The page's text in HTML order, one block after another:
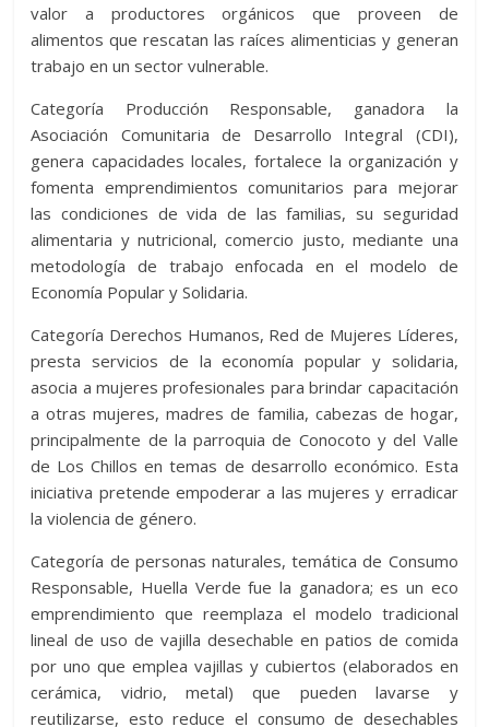
valor a productores orgánicos que proveen de
alimentos que rescatan las raíces alimenticias y generan
trabajo en un sector vulnerable.
Categoría Producción Responsable, ganadora la
Asociación Comunitaria de Desarrollo Integral (CDI),
genera capacidades locales, fortalece la organización y
fomenta emprendimientos comunitarios para mejorar
las condiciones de vida de las familias, su seguridad
alimentaria y nutricional, comercio justo, mediante una
metodología de trabajo enfocada en el modelo de
Economía Popular y Solidaria.
Categoría Derechos Humanos, Red de Mujeres Líderes,
presta servicios de la economía popular y solidaria,
asocia a mujeres profesionales para brindar capacitación
a otras mujeres, madres de familia, cabezas de hogar,
principalmente de la parroquia de Conocoto y del Valle
de Los Chillos en temas de desarrollo económico. Esta
iniciativa pretende empoderar a las mujeres y erradicar
la violencia de género.
Categoría de personas naturales, temática de Consumo
Responsable, Huella Verde fue la ganadora; es un eco
emprendimiento que reemplaza el modelo tradicional
lineal de uso de vajilla desechable en patios de comida
por uno que emplea vajillas y cubiertos (elaborados en
cerámica, vidrio, metal) que pueden lavarse y
reutilizarse, esto reduce el consumo de desechables